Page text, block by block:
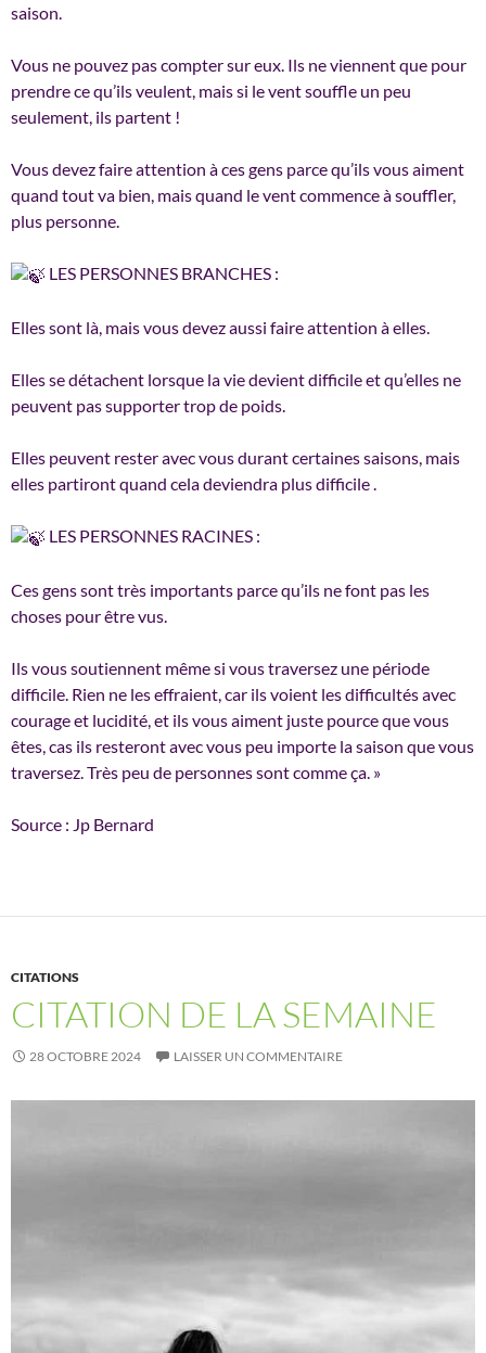
saison.
Vous ne pouvez pas compter sur eux. Ils ne viennent que pour
prendre ce qu’ils veulent, mais si le vent souffle un peu
seulement, ils partent !
Vous devez faire attention à ces gens parce qu’ils vous aiment
quand tout va bien, mais quand le vent commence à souffler,
plus personne.
LES PERSONNES BRANCHES :
Elles sont là, mais vous devez aussi faire attention à elles.
Elles se détachent lorsque la vie devient difficile et qu’elles ne
peuvent pas supporter trop de poids.
Elles peuvent rester avec vous durant certaines saisons, mais
elles partiront quand cela deviendra plus difficile .
LES PERSONNES RACINES :
Ces gens sont très importants parce qu’ils ne font pas les
choses pour être vus.
Ils vous soutiennent même si vous traversez une période
difficile. Rien ne les effraient, car ils voient les difficultés avec
courage et lucidité, et ils vous aiment juste pource que vous
êtes, cas ils resteront avec vous peu importe la saison que vous
traversez. Très peu de personnes sont comme ça. »
Source : Jp Bernard
CITATIONS
CITATION DE LA SEMAINE
28 OCTOBRE 2024 LAISSER UN COMMENTAIRE